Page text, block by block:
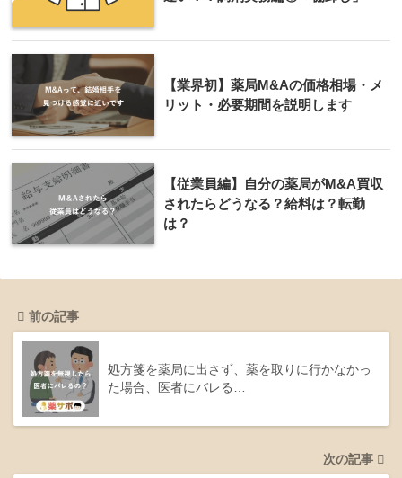
【業界初】薬局M&Aの価格相場・メ
リット・必要期間を説明します
【従業員編】自分の薬局がM&A買収
されたらどうなる？給料は？転勤
は？
前の記事
処方箋を薬局に出さず、薬を取りに行かなかっ
た場合、医者にバレる…
次の記事